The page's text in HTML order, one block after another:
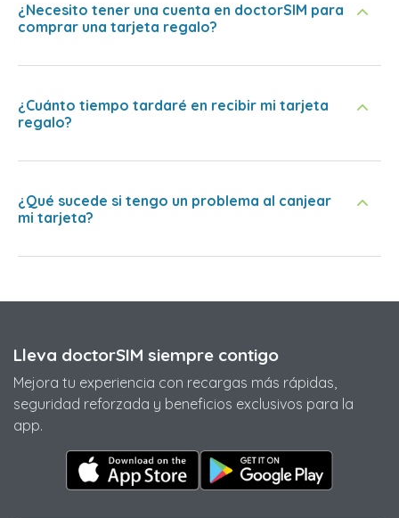
¿Necesito tener una cuenta en doctorSIM para
comprar una tarjeta regalo?
¿Cuánto tiempo tardaré en recibir mi tarjeta
regalo?
¿Qué sucede si tengo un problema al canjear
mi tarjeta?
Lleva doctorSIM siempre contigo
Mejora tu experiencia con recargas más rápidas,
seguridad reforzada y beneficios exclusivos para la
app.